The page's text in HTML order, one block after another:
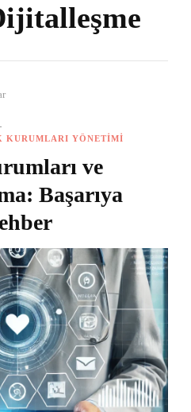
KURUMLARI YÖNETIMI
ve
Başarıya